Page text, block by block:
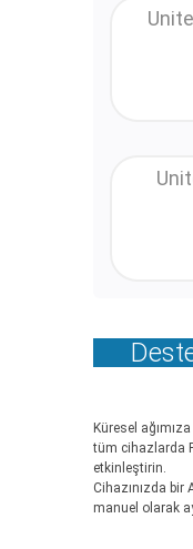
Küresel
tüm cihazlarda
etkinleştirin.
Cihazınızda
manuel olarak